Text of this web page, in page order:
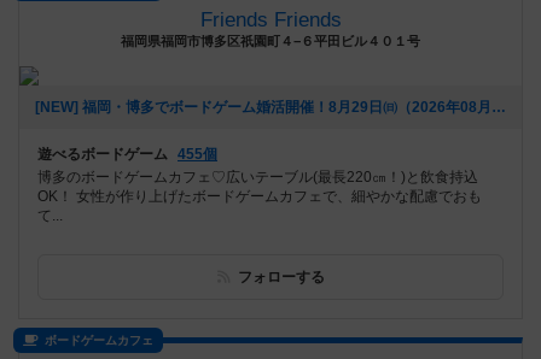
Friends Friends
福岡県福岡市博多区祇園町４−６平田ビル４０１号
[NEW] 福岡・博多でボードゲーム婚活開催！8月29日㈰（2026年08月05日 16時55分）
遊べるボードゲーム 455個
博多のボードゲームカフェ♡広いテーブル(最長220㎝！)と飲食持込
OK！ 女性が作り上げたボードゲームカフェで、細やかな配慮でおも
て...
フォローする
ボードゲームカフェ